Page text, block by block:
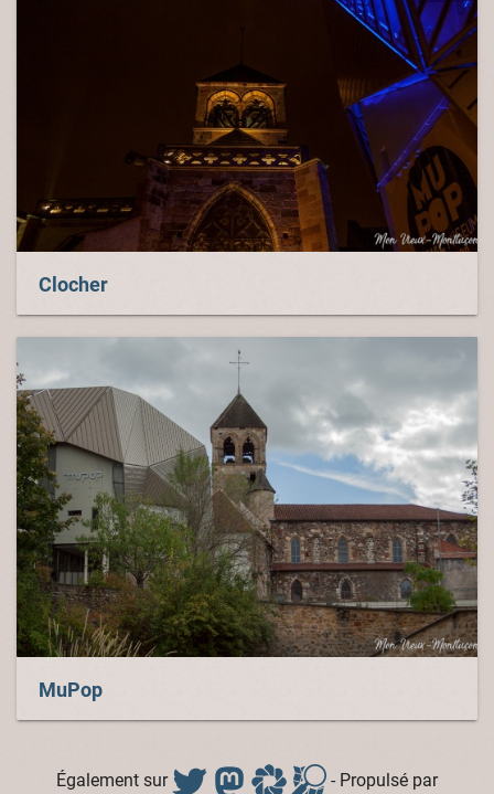
Clocher
MuPop
Également sur - Propulsé par